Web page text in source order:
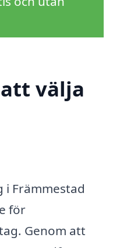
välja
Främmestad
för
Genom att